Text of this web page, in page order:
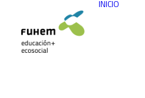
INICIO